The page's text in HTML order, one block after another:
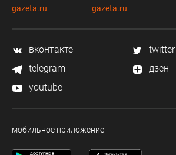
gazeta.ru
gazeta.ru
вконтакте
twitter
telegram
дзен
youtube
мобильное приложение